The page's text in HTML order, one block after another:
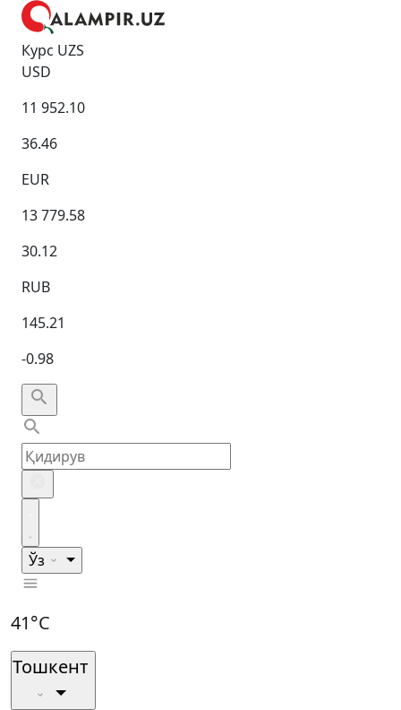
Курс UZS
USD
11 952.10
36.46
EUR
13 779.58
30.12
RUB
145.21
-0.98
Ўз
41°C
Тошкент